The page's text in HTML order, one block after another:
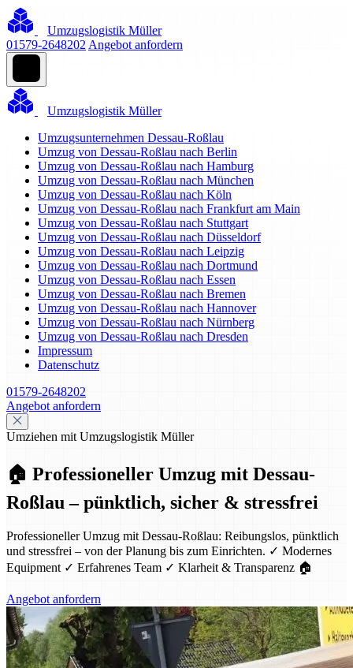
Umzugslogistik Müller
01579-2648202 Angebot anfordern
Umzugslogistik Müller
Umzugsunternehmen Dessau-Roßlau
Umzug von Dessau-Roßlau nach Berlin
Umzug von Dessau-Roßlau nach Hamburg
Umzug von Dessau-Roßlau nach München
Umzug von Dessau-Roßlau nach Köln
Umzug von Dessau-Roßlau nach Frankfurt am Main
Umzug von Dessau-Roßlau nach Stuttgart
Umzug von Dessau-Roßlau nach Düsseldorf
Umzug von Dessau-Roßlau nach Leipzig
Umzug von Dessau-Roßlau nach Dortmund
Umzug von Dessau-Roßlau nach Essen
Umzug von Dessau-Roßlau nach Bremen
Umzug von Dessau-Roßlau nach Hannover
Umzug von Dessau-Roßlau nach Nürnberg
Umzug von Dessau-Roßlau nach Dresden
Impressum
Datenschutz
01579-2648202
Angebot anfordern
Umziehen mit Umzugslogistik Müller
🏠 Professioneller Umzug mit Dessau-
Roßlau – pünktlich, sicher & stressfrei
Professioneller Umzug mit Dessau-Roßlau: Reibungslos, pünktlich
und stressfrei – von der Planung bis zum Einrichten. ✓ Modernes
Equipment ✓ Erfahrenes Team ✓ Klarheit & Transparenz 🏠
Angebot anfordern